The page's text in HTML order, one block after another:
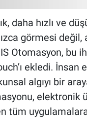
daha hızlı ve
görmesi değil,
Otomasyon, bu
ekledi. İnsan
algıyı bir
elektronik
tüm